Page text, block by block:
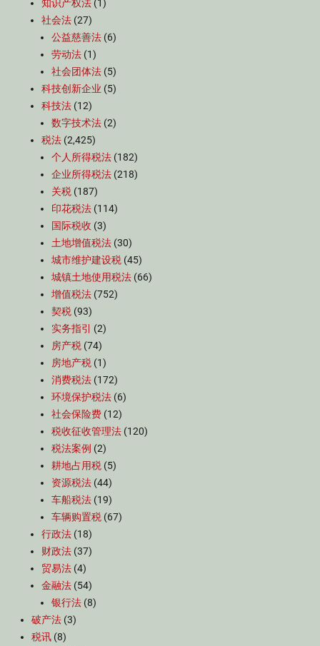
知识产权法 (1)
社会法 (27)
公益慈善法 (6)
劳动法 (1)
社会团体法 (5)
科技创新企业 (5)
科技法 (12)
数字技术法 (2)
税法 (2,425)
个人所得税法 (182)
企业所得税法 (218)
关税 (187)
印花税法 (114)
国际税收 (3)
土地增值税法 (30)
城市维护建设税 (45)
城镇土地使用税法 (66)
增值税法 (752)
契税 (93)
实务指引
(2)
房产税 (74)
房地产税 (1)
消费税法 (172)
环境保护税法 (6)
社会保险费 (12)
税收征收管理法 (120)
税法案例 (2)
耕地占用税 (5)
资源税法 (44)
车船税法 (19)
车辆购置税 (67)
行政法 (18)
财政法 (37)
贸易法 (4)
金融法 (54)
银行法 (8)
破产法 (3)
税讯 (8)